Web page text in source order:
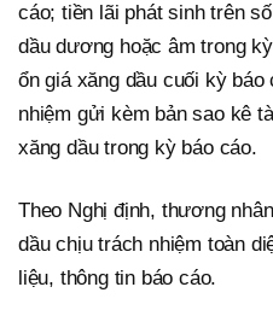
cáo; tiền lãi phát sinh trên
dầu dương hoặc âm trong
ổn giá xăng dầu cuối kỳ
nhiệm gửi kèm bản sao kê
xăng dầu trong kỳ báo cáo.
Theo Nghị định, thương
dầu chịu trách nhiệm toàn
liệu, thông tin báo cáo.